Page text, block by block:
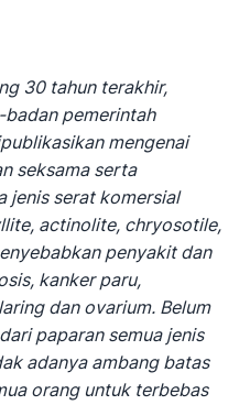
30 tahun terakhir,
pemerintah
mengenai
seksama serta
jenis serat komersial
actinolite, chryosotile,
penyakit dan
kanker paru,
dan ovarium. Belum
paparan semua jenis
adanya ambang batas
orang untuk terbebas